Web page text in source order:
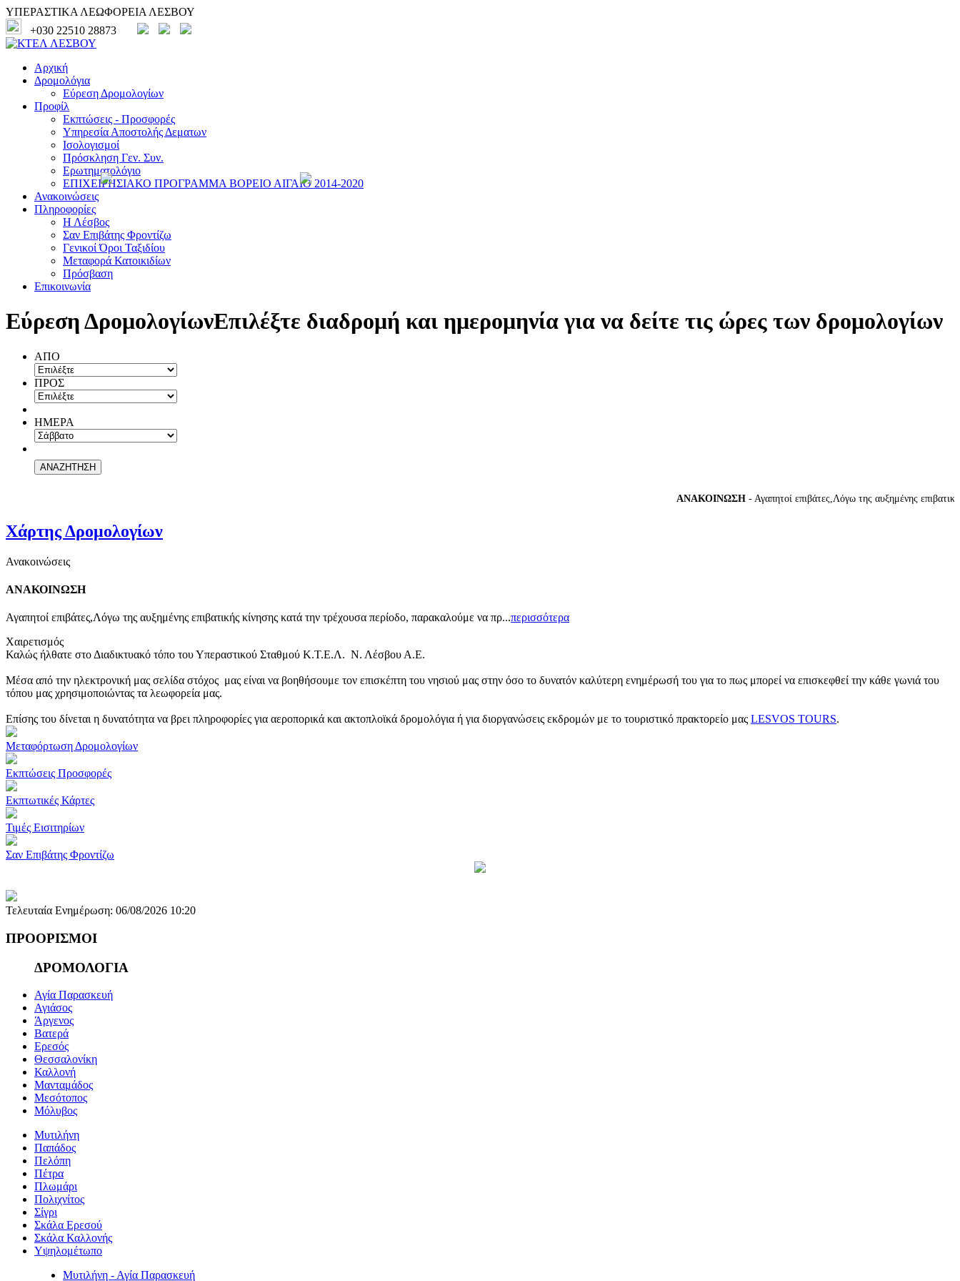
ΥΠΕΡΑΣΤΙΚΑ ΛΕΩΦΟΡΕΙΑ ΛΕΣΒΟΥ
+030 22510 28873
Αρχική
Δρομολόγια
Εύρεση Δρομολογίων
Προφίλ
Εκπτώσεις - Προσφορές
Υπηρεσία Αποστολής Δεματων
Ισολογισμοί
Πρόσκληση Γεν. Συν.
Ερωτηματολόγιο
ΕΠΙΧΕΙΡΗΣΙΑΚΟ ΠΡΟΓΡΑΜΜΑ ΒΟΡΕΙΟ ΑΙΓΑΙΟ 2014-2020
Ανακοινώσεις
Πληροφορίες
Η Λέσβος
Σαν Επιβάτης Φροντίζω
Γενικοί Όροι Ταξιδίου
Μεταφορά Κατοικιδίων
Πρόσβαση
Επικοινωνία
Εύρεση ΔρομολογίωνΕπιλέξτε διαδρομή και ημερομηνία για να δείτε τις ώρες των δρομολογίων
ΑΠΟ
ΠΡΟΣ
ΗΜΕΡΑ
ΑΝΑΚΟΙΝΩΣΗ- Αγαπητοί επιβάτες,Λόγω της αυξημένης επιβατικής
Χάρτης Δρομολογίων
Ανακοινώσεις
ΑΝΑΚΟΙΝΩΣΗ
Αγαπητοί επιβάτες,Λόγω της αυξημένης επιβατικής κίνησης κατά την τρέχουσα περίοδο, παρακαλούμε να πρ...περισσότερα
Χαιρετισμός
Καλώς ήλθατε στο Διαδικτυακό τόπο του Υπεραστικού Σταθμού Κ.Τ.Ε.Λ. Ν. Λέσβου Α.Ε.
Μέσα από την ηλεκτρονική μας σελίδα στόχος μας είναι να βοηθήσουμε τον επισκέπτη του νησιού μας στην όσο το δυνατόν καλύτερη ενημέρωσή του για το πως μπορεί να επισκεφθεί την κάθε γωνιά του
τόπου μας χρησιμοποιώντας τα λεωφορεία μας.
Επίσης του δίνεται η δυνατότητα να βρει πληροφορίες για αεροπορικά και ακτοπλοϊκά δρομολόγια ή για διοργανώσεις εκδρομών με το τουριστικό πρακτορείο μας LESVOS TOURS.
Μεταφόρτωση Δρομολογίων
Εκπτώσεις Προσφορές
Εκπτωτικές Κάρτες
Τιμές Εισιτηρίων
Σαν Επιβάτης Φροντίζω
Τελευταία Ενημέρωση: 06/08/2026 10:20
ΠΡΟΟΡΙΣΜΟΙ
ΔΡΟΜΟΛΟΓΙΑ
Αγία Παρασκευή
Αγιάσος
Άργενος
Βατερά
Ερεσός
Θεσσαλονίκη
Καλλονή
Μανταμάδος
Μεσότοπος
Μόλυβος
Μυτιλήνη
Παπάδος
Πελόπη
Πέτρα
Πλωμάρι
Πολιχνίτος
Σίγρι
Σκάλα Ερεσού
Σκάλα Καλλονής
Υψηλομέτωπο
Μυτιλήνη - Αγία Παρασκευή